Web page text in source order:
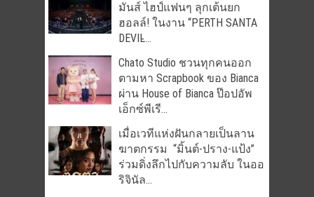
มันส์ ไฮป์แฟนๆ ลุกเต้นยก
ฮอลล์! ในงาน “PERTH SANTA
DEVIL̵...
Chato Studio ชวนทุกคนออก
ตามหา Scrapbook ของ Bianca
ผ่าน House of Bianca ป๊อปอัพ
เอ็กซ์พีเรี...
เมื่อเวทีแห่งฝันกลายเป็นลาน
ฆาตกรรม “มิ้นต์-ปราง-แป้ง”
ร่วมดิ่งลึกไปกับความลับ ในออ
ริจินัล...